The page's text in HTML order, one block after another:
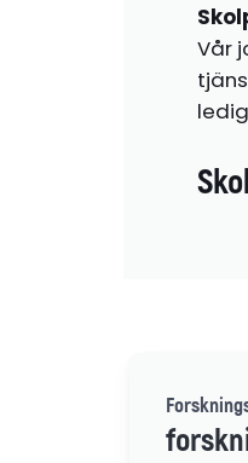
Vår